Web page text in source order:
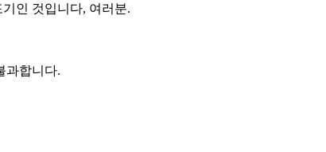
인 것입니다, 여러분.
과합니다.